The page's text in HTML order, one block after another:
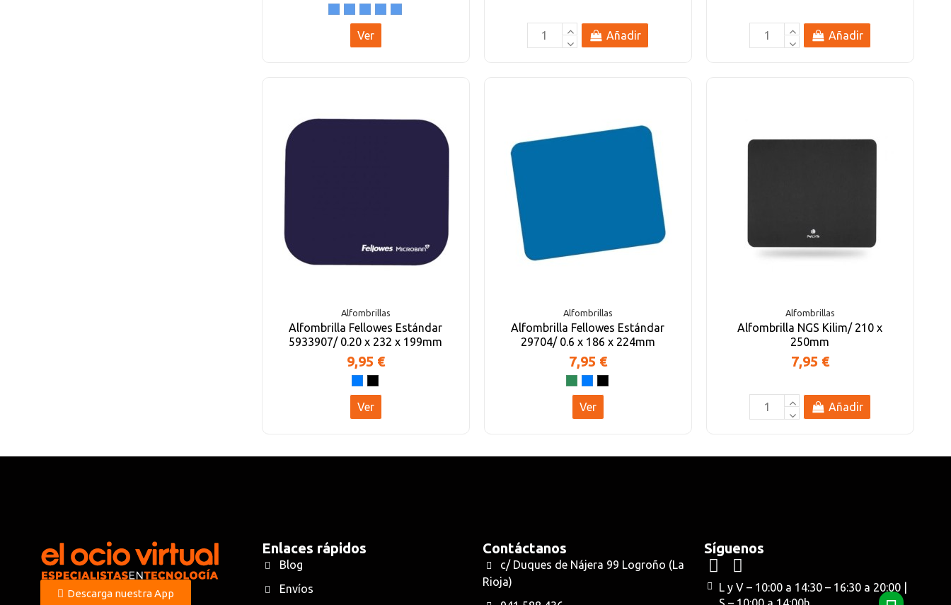
Ver Añadir Añadir
Alfombrillas
Alfombrilla Fellowes Estándar
5933907/ 0.20 x 232 x 199mm
9,95 €
Ver
Alfombrillas
Alfombrilla Fellowes Estándar
29704/ 0.6 x 186 x 224mm
7,95 €
Ver
Alfombrillas
Alfombrilla NGS Kilim/ 210 x
250mm
7,95 €
Añadir
Descarga nuestra App
Enlaces rápidos
Blog
Envíos
Contáctanos
c/ Duques de Nájera 99 Logroño (La
Rioja)
Síguenos
L y V – 10:00 a 14:30 – 16:30 a 20:00 |